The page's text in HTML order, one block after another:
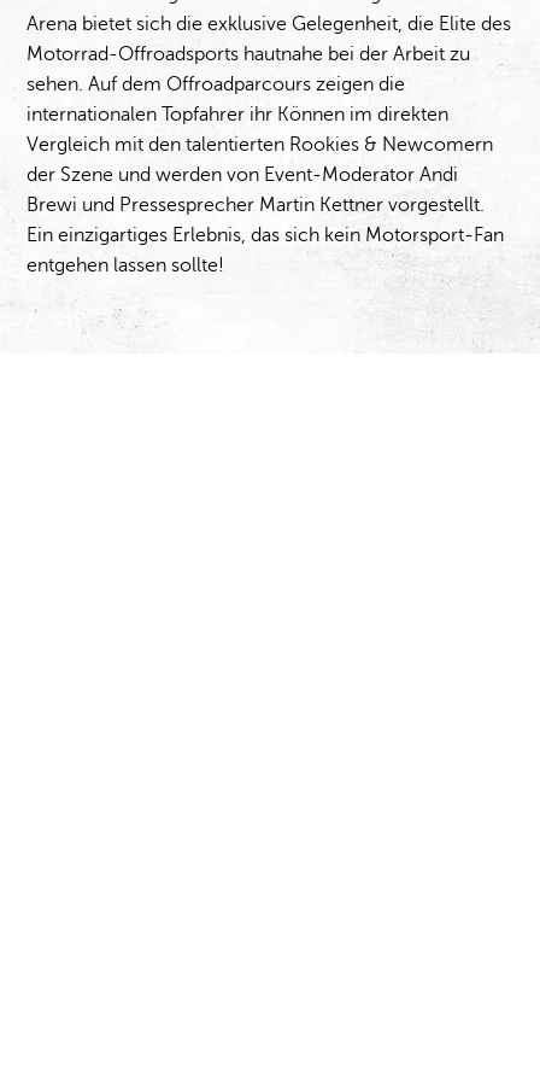
Arena bietet sich die exklusive Gelegenheit, die Elite des
Motorrad-Offroadsports hautnahe bei der Arbeit zu
sehen. Auf dem Offroadparcours zeigen die
internationalen Topfahrer ihr Können im direkten
Vergleich mit den talentierten Rookies & Newcomern
der Szene und werden von Event-Moderator Andi
Brewi und Pressesprecher Martin Kettner vorgestellt.
Ein einzigartiges Erlebnis, das sich kein Motorsport-Fan
entgehen lassen sollte!